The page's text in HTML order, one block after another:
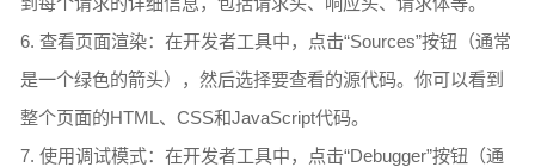
6. 查看页面渲染：在开发者工具中，点击“Sources”按钮（通常
是一个绿色的箭头），然后选择要查看的源代码。你可以看到
整个页面的HTML、CSS和JavaScript代码。
7. 使用调试模式：在开发者工具中，点击“Debugger”按钮（通